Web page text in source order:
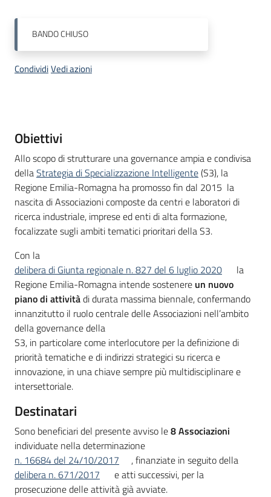
Seguici
su
BANDOCHIUSO
CondividiVedi azioni
Descrizione
Obiettivi
Allo scopo di strutturare una governance ampia e condivisa
dellaStrategia di Specializzazione Intelligente(S3), la
Regione Emilia-Romagna ha promosso fin dal 2015 la
nascita di Associazioni composte da centri e laboratori di
ricerca industriale, imprese ed enti di alta formazione,
focalizzate sugli ambiti tematici prioritari della S3.
Con la
delibera di Giunta regionale n. 827 del 6 luglio 2020
la
Regione Emilia-Romagna intende sostenere un nuovo
piano di attivitàdi durata massima biennale, confermando
innanzitutto il ruolo centrale delle Associazioni nell’ambito
della governance della
S3, in particolare come interlocutore per la definizione di
priorità tematiche e di indirizzi strategici su ricerca e
innovazione, in una chiave sempre più multidisciplinare e
intersettoriale.
Destinatari
Sono beneficiari del presente avviso le8 Associazioni
individuate nella determinazione
n. 16684 del 24/10/2017
, finanziate in seguito della
delibera n. 671/2017
e atti successivi, per la
prosecuzione delle attività già avviate.